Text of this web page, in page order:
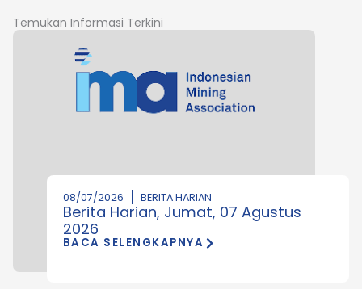
Temukan Informasi Terkini
08/07/2026 BERITA HARIAN
Berita Harian, Jumat, 07 Agustus
2026
BACA SELENGKAPNYA